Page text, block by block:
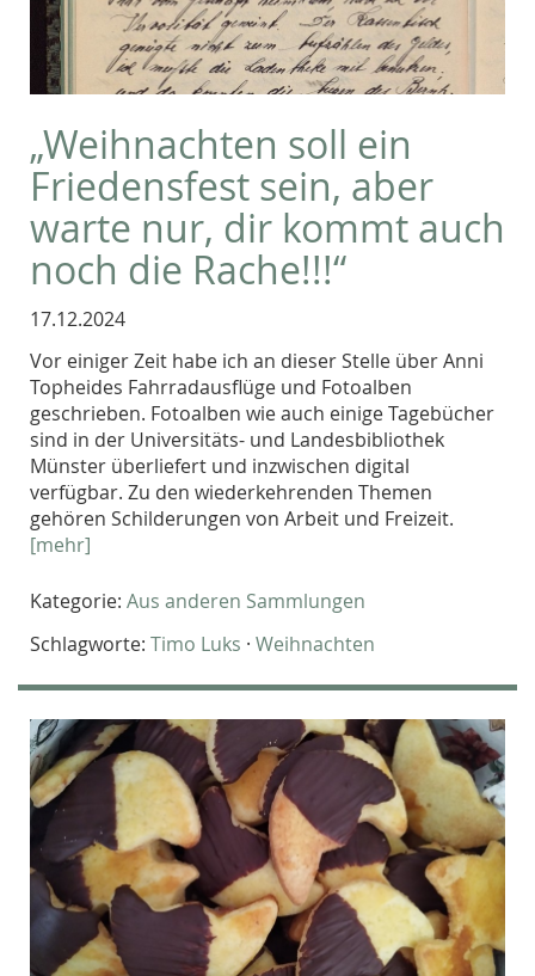
„Weihnachten soll ein
Friedensfest sein, aber
warte nur, dir kommt auch
noch die Rache!!!“
17.12.2024
Vor einiger Zeit habe ich an dieser Stelle über Anni
Topheides Fahrradausflüge und Fotoalben
geschrieben. Fotoalben wie auch einige Tagebücher
sind in der Universitäts- und Landesbibliothek
Münster überliefert und inzwischen digital
verfügbar. Zu den wiederkehrenden Themen
gehören Schilderungen von Arbeit und Freizeit.
[mehr]
Kategorie: Aus anderen Sammlungen
Schlagworte: Timo Luks · Weihnachten